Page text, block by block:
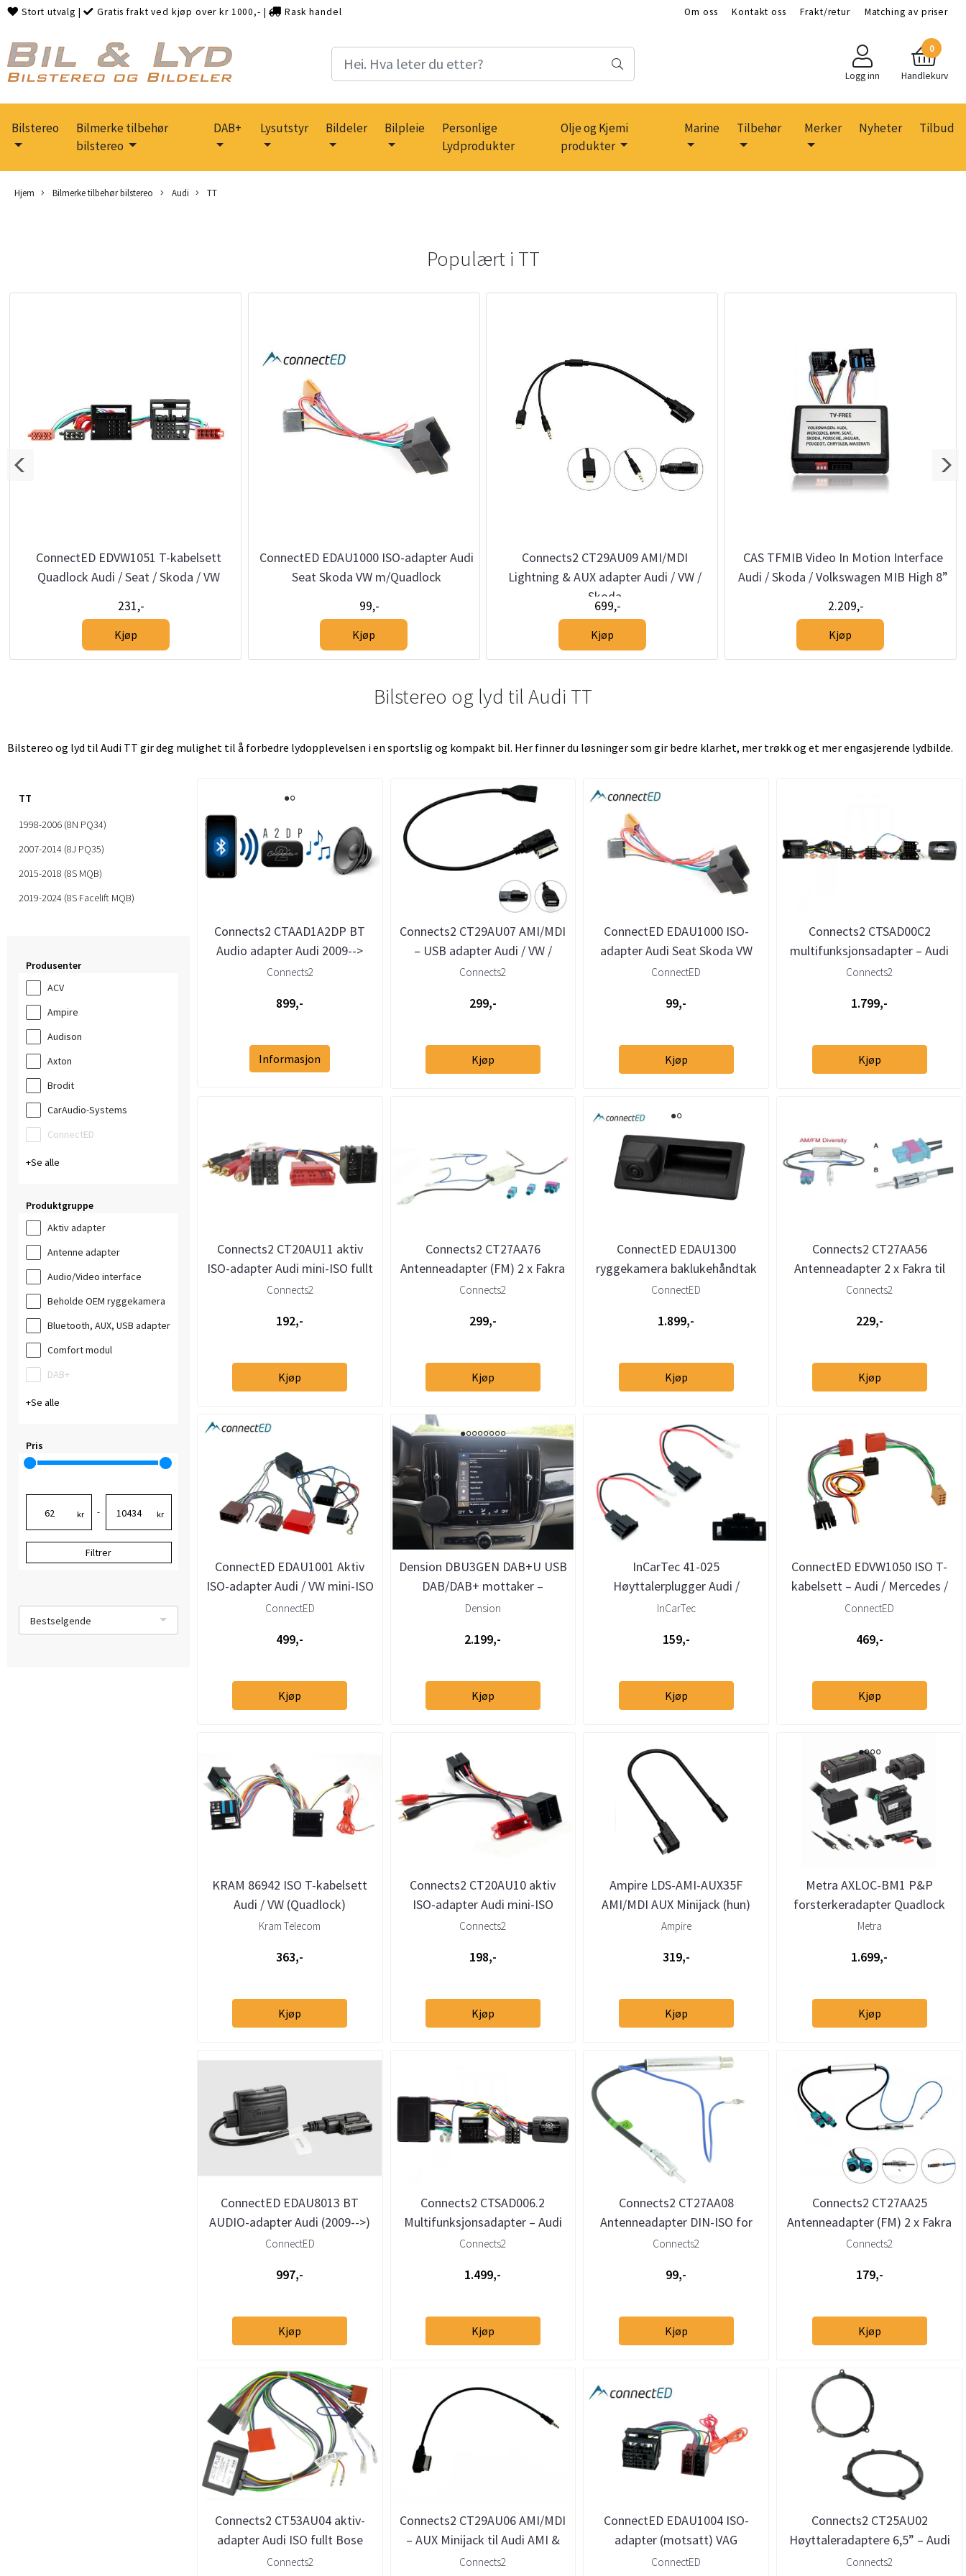
Stort utvalg | Gratis frakt ved kjøp over kr 1000,- | Rask handel Om oss Kontakt oss Frakt/retur Matching av priser
Logg inn
0
Handlekurv
Bilstereo
Bilmerke tilbehør
bilstereo
DAB+ Lysutstyr Bildeler Bilpleie
Personlige
Lydprodukter
Olje og Kjemi
produkter
Marine Tilbehør Merker Nyheter Tilbud
Hjem Bilmerke tilbehør bilstereo Audi TT
Populært i TT
ConnectED EDVW1051 T-kabelsett
Quadlock Audi / Seat / Skoda / VW
231,-
Kjøp
ConnectED EDAU1000 ISO-adapter Audi
Seat Skoda VW m/Quadlock
99,-
Kjøp
Connects2 CT29AU09 AMI/MDI
Lightning & AUX adapter Audi / VW /
Skoda
699,-
Kjøp
CAS TFMIB Video In Motion Interface
Audi / Skoda / Volkswagen MIB High 8”
2.209,-
Kjøp
Bilstereo og lyd til Audi TT
Bilstereo og lyd til Audi TT gir deg mulighet til å forbedre lydopplevelsen i en sportslig og kompakt bil. Her finner du løsninger som gir bedre klarhet, mer trøkk og et mer engasjerende lydbilde.
TT
1998-2006 (8N PQ34)
2007-2014 (8J PQ35)
2015-2018 (8S MQB)
2019-2024 (8S Facelift MQB)
Produsenter
ACV
Ampire
Audison
Axton
Brodit
CarAudio-Systems
ConnectED
Se alle
Produktgruppe
Aktiv adapter
Antenne adapter
Audio/Video interface
Beholde OEM ryggekamera
Bluetooth, AUX, USB adapter
Comfort modul
DAB+
Se alle
Pris
kr - kr
Filtrer
Bestselgende
Connects2 CTAAD1A2DP BT
Audio adapter Audi 2009-->
m/AMI
Connects2
899,-
Informasjon
Connects2 CT29AU07 AMI/MDI
– USB adapter Audi / VW /
Skoda
Connects2
299,-
Kjøp
ConnectED EDAU1000 ISO-
adapter Audi Seat Skoda VW
m/Quadlock
ConnectED
99,-
Kjøp
Connects2 CTSAD00C2
multifunksjonsadapter – Audi
2001–2014 (Quadlock / ISO)
Connects2
1.799,-
Kjøp
Connects2 CT20AU11 aktiv
ISO-adapter Audi mini-ISO fullt
aktivt system
Connects2
192,-
Kjøp
Connects2 CT27AA76
Antenneadapter (FM) 2 x Fakra
til DIN universal
Connects2
299,-
Kjøp
ConnectED EDAU1300
ryggekamera baklukehåndtak
Audi VW Seat Porsche (CVBS)
ConnectED
1.899,-
Kjøp
Connects2 CT27AA56
Antenneadapter 2 x Fakra til
DIN med Phantom-strøm
Connects2
229,-
Kjøp
ConnectED EDAU1001 Aktiv
ISO-adapter Audi / VW mini-ISO
Bose lydsystem
ConnectED
499,-
Kjøp
Dension DBU3GEN DAB+U USB
DAB/DAB+ mottaker –
helintegrert DAB via USB
Dension
2.199,-
Kjøp
InCarTec 41-025
Høyttalerplugger Audi /
Porsche / Seat (2002 →)
InCarTec
159,-
Kjøp
ConnectED EDVW1050 ISO T-
kabelsett – Audi / Mercedes /
Seat / Skoda / Smart / ...
ConnectED
469,-
Kjøp
KRAM 86942 ISO T-kabelsett
Audi / VW (Quadlock)
Kram Telecom
363,-
Kjøp
Connects2 CT20AU10 aktiv
ISO-adapter Audi mini-ISO
halvaktivt system
Connects2
198,-
Kjøp
Ampire LDS-AMI-AUX35F
AMI/MDI AUX Minijack (hun)
Audi/VW/Skoda
Ampire
319,-
Kjøp
Metra AXLOC-BM1 P&P
forsterkeradapter Quadlock
(2000–2019) u/aktivt system
Metra
1.699,-
Kjøp
ConnectED EDAU8013 BT
AUDIO-adapter Audi (2009-->)
m/AMI
ConnectED
997,-
Kjøp
Connects2 CTSAD006.2
Multifunksjonsadapter – Audi
2001–2013 m/BOSE (Quadlock)
Connects2
1.499,-
Kjøp
Connects2 CT27AA08
Antenneadapter DIN-ISO for
aktive antenner
Connects2
99,-
Kjøp
Connects2 CT27AA25
Antenneadapter (FM) 2 x Fakra
til DIN (bred versjon)
Connects2
179,-
Kjøp
Connects2 CT53AU04 aktiv-
adapter Audi ISO fullt Bose
system
Connects2
Connects2 CT29AU06 AMI/MDI
– AUX Minijack til Audi AMI &
VW/Skoda MDI
Connects2
ConnectED EDAU1004 ISO-
adapter (motsatt) VAG
m/Quadlock
ConnectED
Connects2 CT25AU02
Høyttaleradaptere 6,5” – Audi
A3 / A4 / A6 / TT
Connects2